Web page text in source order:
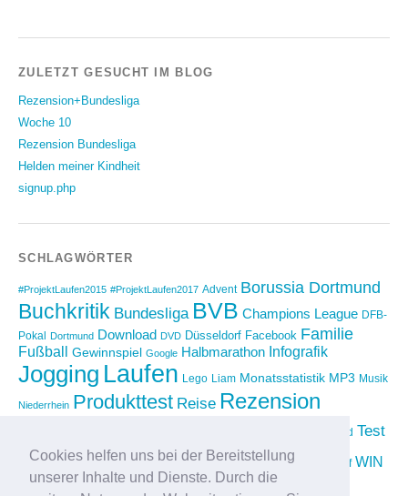
Cookies helfen uns bei der Bereitstellung
unserer Inhalte und Dienste. Durch die
ZULETZT GESUCHT IM BLOG
Rezension+Bundesliga
Woche 10
Rezension Bundesliga
Helden meiner Kindheit
signup.php
SCHLAGWÖRTER
#ProjektLaufen2015 #ProjektLaufen2017 Advent Borussia Dortmund
Buchkritik Bundesliga BVB Champions League DFB-
Pokal Dortmund Download DVD Düsseldorf Facebook Familie
Fußball Gewinnspiel Google Halbmarathon Infografik
Jogging Laufen Lego Liam Monatsstatistik MP3 Musik
Niederrhein Produkttest Reise Rezension
sponsored Test
Twitter Urlaub Video vimeo Weihnachten Wettkampf WIN
Compilation
YouTube